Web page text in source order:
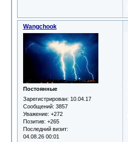
Wangchook
Постоянные
Зарегистрирован: 10.04.17
Сообщений: 3857
Уважение: +272
Позитив: +265
Последний визит:
04.08.26 00:01